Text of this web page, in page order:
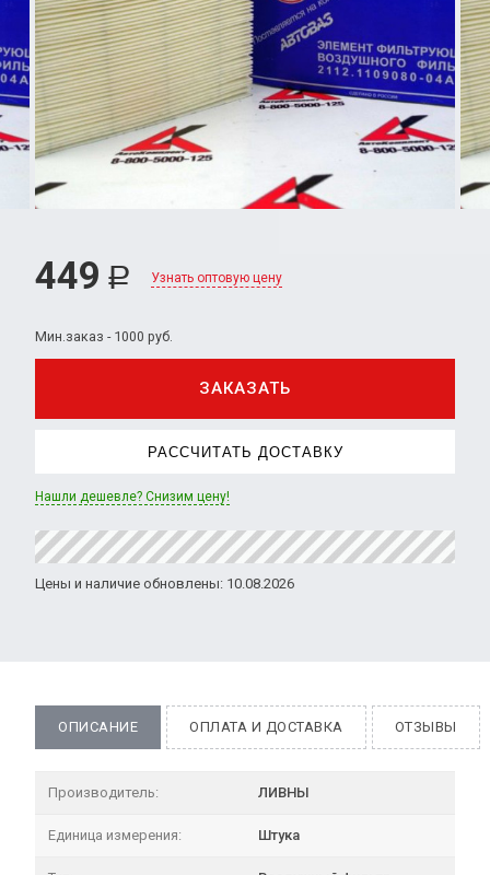
449 Р Узнать оптовую цену
Мин.заказ - 1000 руб.
ЗАКАЗАТЬ
РАССЧИТАТЬ ДОСТАВКУ
Нашли дешевле? Снизим цену!
Цены и наличие обновлены: 10.08.2026
ОПИСАНИЕ ОПЛАТА И ДОСТАВКА ОТЗЫВЫ
Производитель: ЛИВНЫ
Единица измерения: Штука